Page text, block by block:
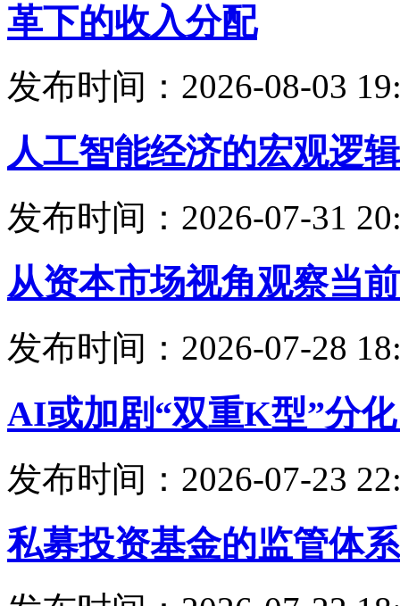
革下的收入分配
发布时间：2026-08-03
人工智能经济的宏观逻
发布时间：2026-07-31
从资本市场视角观察当
发布时间：2026-07-28
AI或加剧“双重K型”分
发布时间：2026-07-23
私募投资基金的监管体